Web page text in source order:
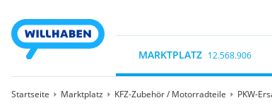
MARKTPLATZ 12.568.906
Startseite Marktplatz KFZ-Zubehör / Motorradteile PKW-